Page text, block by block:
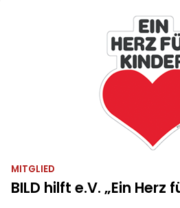
MITGLIED
BILD hilft e.V. „Ein Herz